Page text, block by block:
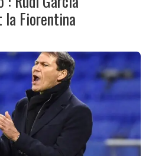
Fiorentina